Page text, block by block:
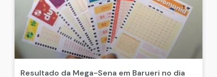
Resultado da Mega-Sena em Barueri no dia